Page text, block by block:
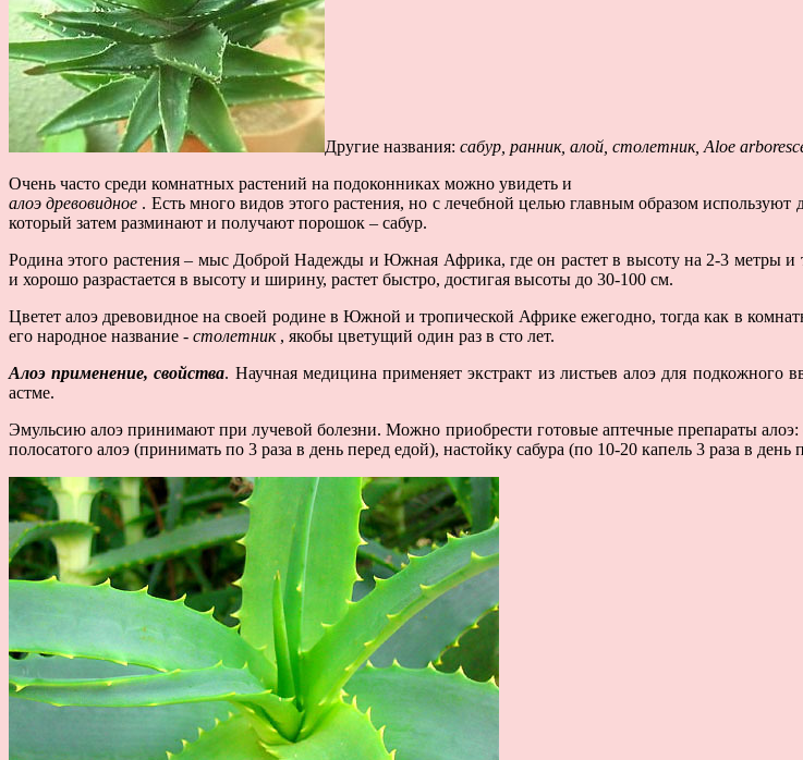
Другие названия: сабур, ранник, алой, столетник, Aloe
Очень часто среди комнатных растений на подоконниках можно увидеть и
алоэ древовидное . Есть много видов этого растения, но с лечебной целью главным образом
который затем разминают и получают порошок – сабур.
Родина этого растения – мыс Доброй Надежды и Южная Африка, где он растет в высоту на 2-3 метры
и хорошо разрастается в высоту и ширину, растет быстро, достигая высоты до 30-100 см.
Цветет алоэ древовидное на своей родине в Южной и тропической Африке ежегодно, тогда как в
его народное название - столетник, якобы цветущий один раз в сто лет.
Алоэ применение, свойства. Научная медицина применяет экстракт из листьев алоэ для подкожного
астме.
Эмульсию алоэ принимают при лучевой болезни. Можно приобрести готовые аптечные препараты алоэ:
полосатого алоэ (принимать по 3 раза в день перед едой), настойку сабура (по 10-20 капель 3 раза в день